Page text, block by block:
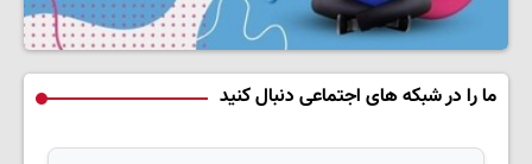
ما را در شبکه های اجتماعی دنبال کنید